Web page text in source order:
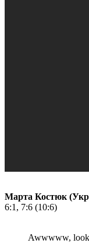
Марта Костюк
6:1, 7:6 (10:6)
Awwwww, look